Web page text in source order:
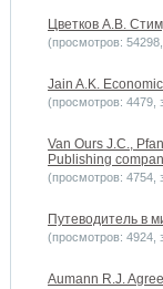
Цветков А.В.
(просмотров:
Jain A.K.
(просмотров: 4479,
Van Ours J.C.,
Publishing
(просмотров: 4754,
Путеводитель в
(просмотров: 4924,
Aumann R.J.